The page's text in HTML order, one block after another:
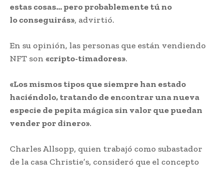
estas cosas… pero probablemente tú no
lo conseguirás», advirtió.
En su opinión, las personas que están vendiendo
NFT son «cripto-timadores».
«Los mismos tipos que siempre han estado
haciéndolo, tratando de encontrar una nueva
especie de pepita mágica sin valor que puedan
vender por dinero».
Charles Allsopp, quien trabajó como subastador
de la casa Christie’s, consideró que el concepto